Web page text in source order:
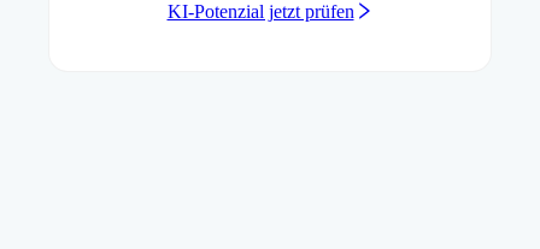
KI-Potenzial jetzt prüfen